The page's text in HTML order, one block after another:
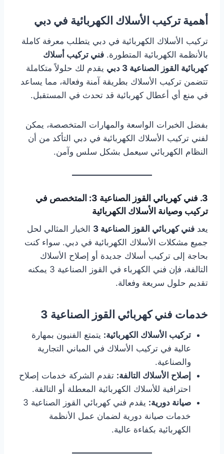
أهمية تركيب الأسلاك الكهربائية في دبي
تركيب الأسلاك الكهربائية في دبي يتطلب معرفة كاملة
بالأنظمة الكهربائية المتطورة. فني تركيب أسلاك
كهربائية القوز الصناعية 3 دبي
يقدم لك حلولاً متكاملة
تتضمن تركيب الأسلاك بطريقة آمنة وفعالة، مما يساعد
في منع أي أعطال كهربائية قد تحدث في المستقبل.
بفضل الخبرات الواسعة والمهارات المتخصصة، يمكن
لفني تركيب الأسلاك الكهربائية في دبي التأكد من أن
النظام الكهربائي سيعمل بشكل سلس وآمن.
3. فني كهربائي القوز الصناعية 3: المتخصص في
تركيب وصيانة الأسلاك الكهربائية
يعد فني كهربائي القوز الصناعية 3
الخيار المثالي لحل
جميع مشكلات الأسلاك الكهربائية في دبي. سواء كنت
بحاجة إلى تركيب أسلاك جديدة أو إصلاح الأسلاك
التالفة، فإن فني الكهرباء في القوز الصناعية 3 يمكنه
تقديم حلول سريعة وفعالة.
خدمات فني كهربائي القوز الصناعية 3
تركيب الأسلاك الكهربائية: يتمتع الفنيون بمهارة
عالية في تركيب الأسلاك في المباني التجارية
والصناعية.
إصلاح الأسلاك التالفة: تقدم الشركة خدمات إصلاح
احترافية للأسلاك الكهربائية المعطلة أو التالفة.
صيانة دورية:
يقدم فني كهربائي القوز الصناعية 3
خدمات صيانة دورية لضمان عمل الأنظمة
الكهربائية بكفاءة عالية.